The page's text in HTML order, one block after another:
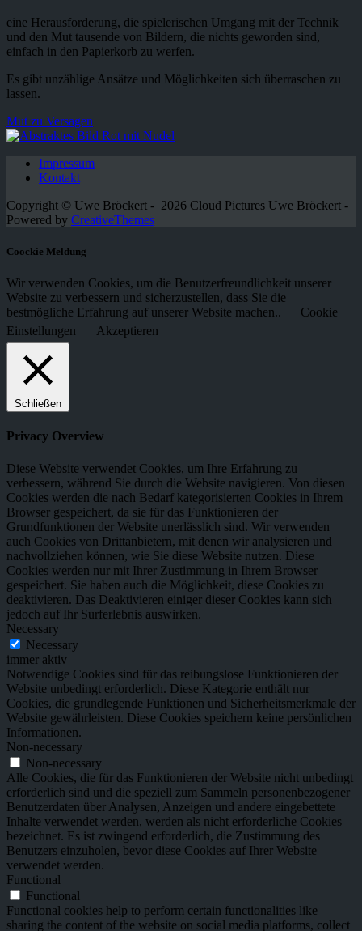
eine Herausforderung, die spielerischen Umgang mit der Technik
und den Mut tausende von Bildern, die nichts geworden sind,
einfach in den Papierkorb zu werfen.
Es gibt unzählige Ansätze und Möglichkeiten sich überraschen zu
lassen.
Mut zu Versagen
Impressum
Kontakt
Copyright © Uwe Bröckert - 2026 Cloud Pictures Uwe Bröckert -
Powered by CreativeThemes
Coockie Meldung
Wir verwenden Cookies, um die Benutzerfreundlichkeit unserer
Website zu verbessern und sicherzustellen, dass Sie die
bestmögliche Erfahrung auf unserer Website machen..
Cookie
Einstellungen
Akzeptieren
Schließen
Privacy Overview
Diese Website verwendet Cookies, um Ihre Erfahrung zu
verbessern, während Sie durch die Website navigieren. Von diesen
Cookies werden die nach Bedarf kategorisierten Cookies in Ihrem
Browser gespeichert, da sie für das Funktionieren der
Grundfunktionen der Website unerlässlich sind. Wir verwenden
auch Cookies von Drittanbietern, mit denen wir analysieren und
nachvollziehen können, wie Sie diese Website nutzen. Diese
Cookies werden nur mit Ihrer Zustimmung in Ihrem Browser
gespeichert. Sie haben auch die Möglichkeit, diese Cookies zu
deaktivieren. Das Deaktivieren einiger dieser Cookies kann sich
jedoch auf Ihr Surferlebnis auswirken.
Necessary
Necessary
immer aktiv
Notwendige Cookies sind für das reibungslose Funktionieren der
Website unbedingt erforderlich. Diese Kategorie enthält nur
Cookies, die grundlegende Funktionen und Sicherheitsmerkmale der
Website gewährleisten. Diese Cookies speichern keine persönlichen
Informationen.
Non-necessary
Non-necessary
Alle Cookies, die für das Funktionieren der Website nicht unbedingt
erforderlich sind und die speziell zum Sammeln personenbezogener
Benutzerdaten über Analysen, Anzeigen und andere eingebettete
Inhalte verwendet werden, werden als nicht erforderliche Cookies
bezeichnet. Es ist zwingend erforderlich, die Zustimmung des
Benutzers einzuholen, bevor diese Cookies auf Ihrer Website
verwendet werden.
Functional
Functional
Functional cookies help to perform certain functionalities like
sharing the content of the website on social media platforms, collect